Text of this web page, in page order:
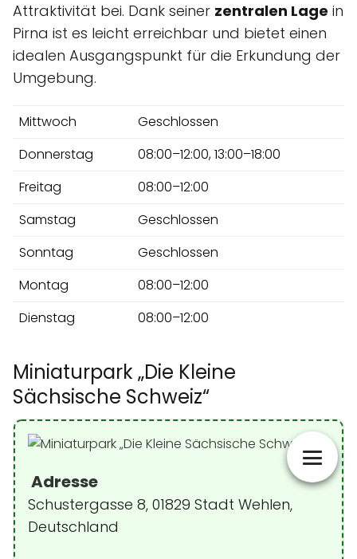
Attraktivität bei. Dank seiner zentralen Lage in
Pirna ist es leicht erreichbar und bietet einen
idealen Ausgangspunkt für die Erkundung der
Umgebung.
Mittwoch
Geschlossen
Donnerstag
08:00–12:00, 13:00–18:00
Freitag
08:00–12:00
Samstag
Geschlossen
Sonntag
Geschlossen
Montag
08:00–12:00
Dienstag
08:00–12:00
Miniaturpark „Die Kleine
Sächsische Schweiz“
Adresse
Schustergasse 8, 01829 Stadt Wehlen,
Deutschland